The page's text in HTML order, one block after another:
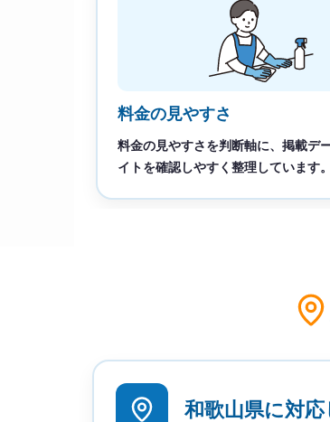
料金の見やすさ
料金の見やすさを判断軸に、掲載デ
イトを確認しやすく整理しています。
和歌山県に対応